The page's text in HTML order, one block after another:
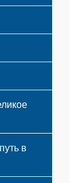
в